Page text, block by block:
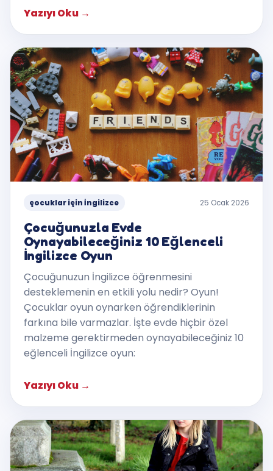
Yazıyı Oku →
çocuklar için İngilizce 25 Ocak 2026
Çocuğunuzla Evde
Oynayabileceğiniz 10 Eğlenceli
İngilizce Oyun
Çocuğunuzun İngilizce öğrenmesini
desteklemenin en etkili yolu nedir? Oyun!
Çocuklar oyun oynarken öğrendiklerinin
farkına bile varmazlar. İşte evde hiçbir özel
malzeme gerektirmeden oynayabileceğiniz 10
eğlenceli İngilizce oyun:
Yazıyı Oku →